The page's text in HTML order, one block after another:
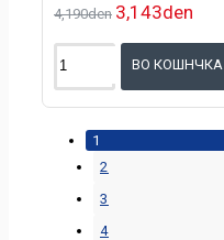
4,190den 3,143den
ВО КОШНЧКА
1
2
3
4